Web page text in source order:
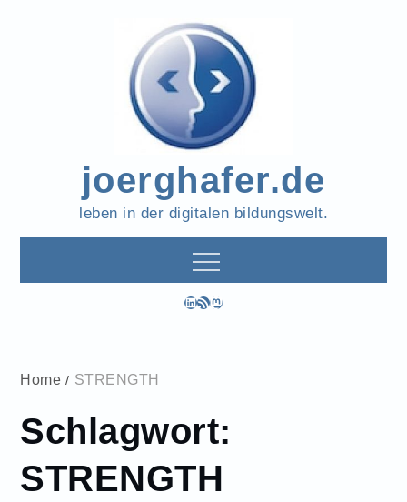
joerghafer.de
leben in der digitalen bildungswelt.
LinkedIn
RSS-FeedMastodon
Home STRENGTH
Schlagwort:
STRENGTH